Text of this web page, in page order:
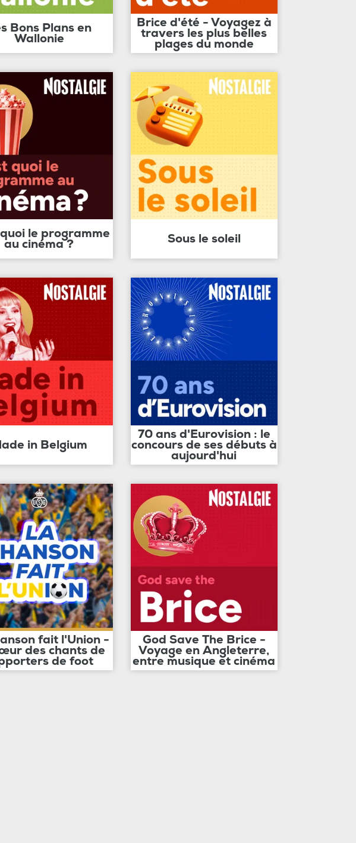
Bons Plans en
Wallonie
Brice d'été - Voyagez à
travers les plus belles
plages du monde
le programme
au cinéma ? Sous le soleil
in Belgium
70 ans d'Eurovision : le
concours de ses débuts à
aujourd'hui
fait l'Union -
des chants de
de foot
God Save The Brice -
Voyage en Angleterre,
entre musique et cinéma